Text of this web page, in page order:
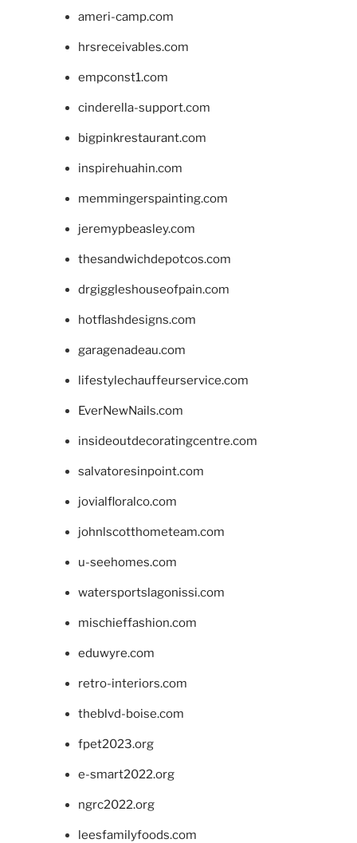
ameri-camp.com
hrsreceivables.com
empconst1.com
cinderella-support.com
bigpinkrestaurant.com
inspirehuahin.com
memmingerspainting.com
jeremypbeasley.com
thesandwichdepotcos.com
drgiggleshouseofpain.com
hotflashdesigns.com
garagenadeau.com
lifestylechauffeurservice.com
EverNewNails.com
insideoutdecoratingcentre.com
salvatoresinpoint.com
jovialfloralco.com
johnlscotthometeam.com
u-seehomes.com
watersportslagonissi.com
mischieffashion.com
eduwyre.com
retro-interiors.com
theblvd-boise.com
fpet2023.org
e-smart2022.org
ngrc2022.org
leesfamilyfoods.com